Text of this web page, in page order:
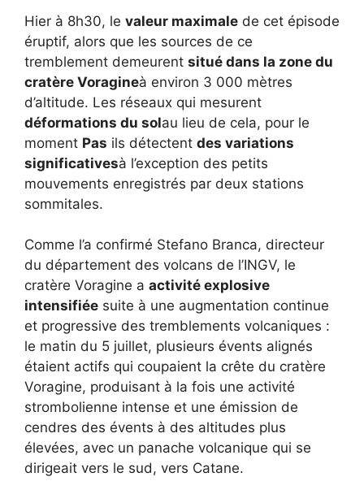
Hier à 8h30, le valeur maximale de cet épisode
éruptif, alors que les sources de ce
tremblement demeurent situé dans la zone du
cratère Voragineà environ 3 000 mètres
d’altitude. Les réseaux qui mesurent
déformations du solau lieu de cela, pour le
moment Pas ils détectent des variations
significativesà l’exception des petits
mouvements enregistrés par deux stations
sommitales.
Comme l’a confirmé Stefano Branca, directeur
du département des volcans de l’INGV, le
cratère Voragine a activité explosive
intensifiée suite à une augmentation continue
et progressive des tremblements volcaniques :
le matin du 5 juillet, plusieurs évents alignés
étaient actifs qui coupaient la crête du cratère
Voragine, produisant à la fois une activité
strombolienne intense et une émission de
cendres des évents à des altitudes plus
élevées, avec un panache volcanique qui se
dirigeait vers le sud, vers Catane.